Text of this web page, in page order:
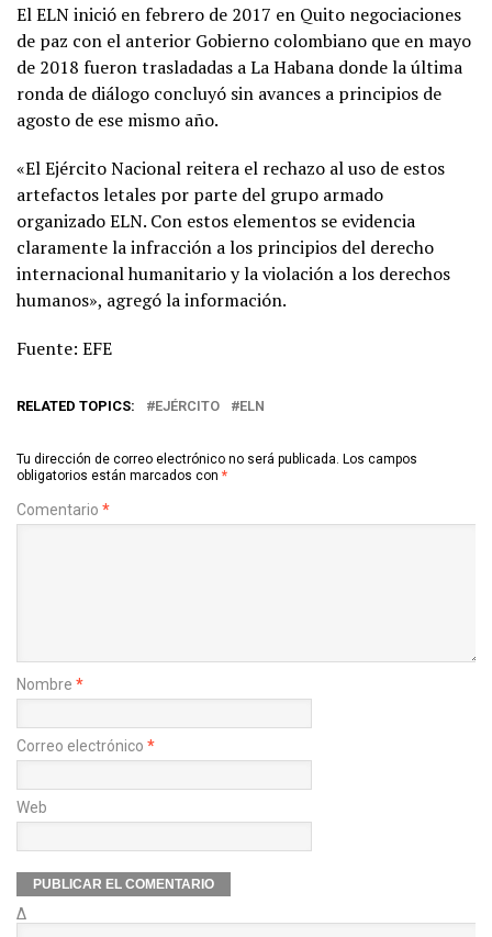
El ELN inició en febrero de 2017 en Quito negociaciones
de paz con el anterior Gobierno colombiano que en mayo
de 2018 fueron trasladadas a La Habana donde la última
ronda de diálogo concluyó sin avances a principios de
agosto de ese mismo año.
«El Ejército Nacional reitera el rechazo al uso de estos
artefactos letales por parte del grupo armado
organizado ELN. Con estos elementos se evidencia
claramente la infracción a los principios del derecho
internacional humanitario y la violación a los derechos
humanos», agregó la información.
Fuente: EFE
RELATED TOPICS: EJÉRCITO ELN
Tu dirección de correo electrónico no será publicada. Los campos
obligatorios están marcados con *
Comentario *
Nombre *
Correo electrónico *
Web
Δ